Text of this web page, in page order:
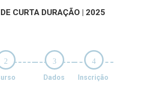
CURTA DURAÇÃO | 2025
2 3
Dados
4
Inscrição